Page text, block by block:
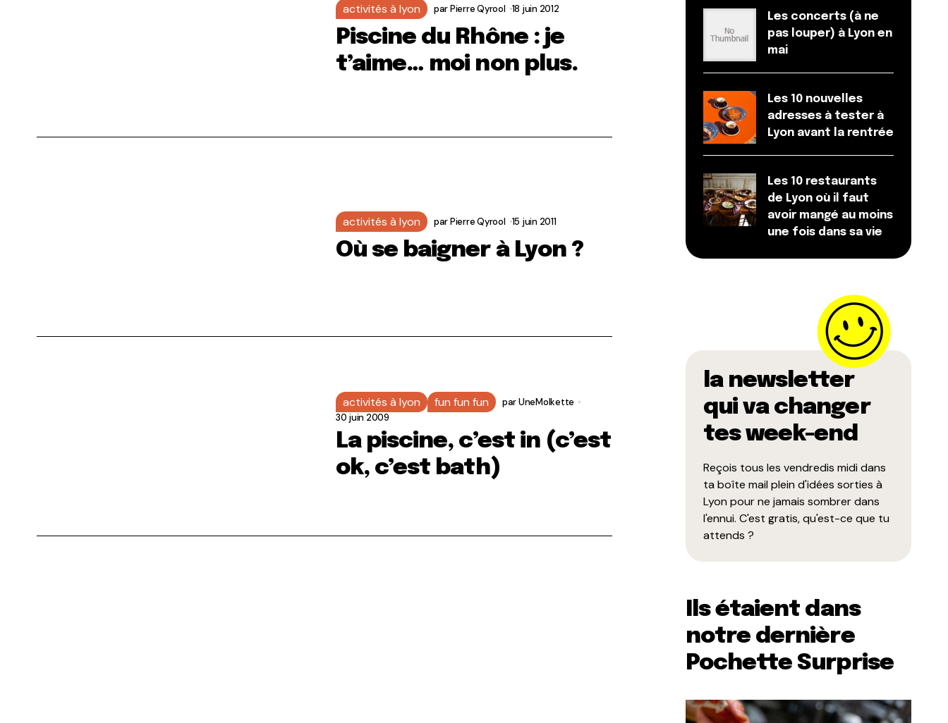
activités à lyon parPierre Qyrool 18 juin 2012
Piscine du Rhône : je
t’aime… moi non plus.
activités à lyon parPierre Qyrool 15 juin 2011
Où se baigner à Lyon ?
activités à lyon fun fun fun parUneMolkette
30 juin 2009
La piscine, c’est in (c’est
ok, c’est bath)
Les concerts (à ne
pas louper) à Lyon en
mai
Les 10 nouvelles
adresses à tester à
Lyon avant la rentrée
Les 10 restaurants
de Lyon où il faut
avoir mangé au moins
une fois dans sa vie
la newsletter
qui va changer
tes week-end
Reçois tous les vendredis midi dans
ta boîte mail plein d'idées sorties à
Lyon pour ne jamais sombrer dans
l'ennui. C'est gratis, qu'est-ce que tu
attends ?
Ils étaient dans
notre dernière
Pochette Surprise